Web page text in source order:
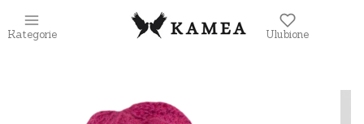
Kategorie Ulubione